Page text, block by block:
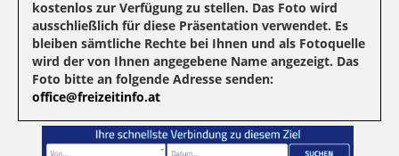
kostenlos zur Verfügung zu stellen. Das Foto wird
ausschließlich für diese Präsentation verwendet. Es
bleiben sämtliche Rechte bei Ihnen und als Fotoquelle
wird der von Ihnen angegebene Name angezeigt. Das
Foto bitte an folgende Adresse senden:
office@freizeitinfo.at